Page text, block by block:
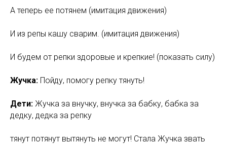
А теперь ее потянем (имитация движения)
И из репы кашу сварим. (имитация движения)
И будем от репки здоровые и крепкие! (показать силу)
Жучка: Пойду, помогу репку тянуть!
Дети: Жучка за внучку, внучка за бабку, бабка за
дедку, дедка за репку
тянут потянут вытянуть не могут! Стала Жучка звать